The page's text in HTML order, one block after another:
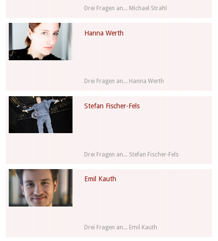
Drei Fragen an... Michael Strahl
Hanna Werth
Drei Fragen an... Hanna Werth
Stefan Fischer-Fels
Drei Fragen an... Stefan Fischer-Fels
Emil Kauth
Drei Fragen an... Emil Kauth